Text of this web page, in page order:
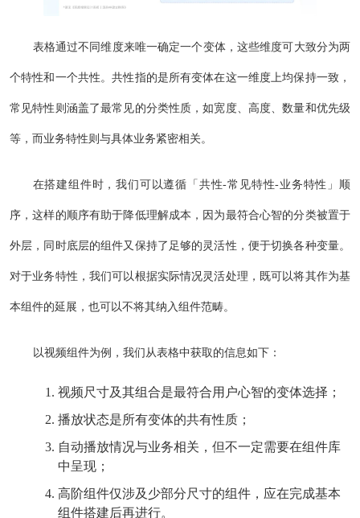
表格通过不同维度来唯一确定一个变体，这些维度可大致分为两
个特性和一个共性。共性指的是所有变体在这一维度上均保持一致，
常见特性则涵盖了最常见的分类性质，如宽度、高度、数量和优先级
等，而业务特性则与具体业务紧密相关。
在搭建组件时，我们可以遵循「共性-常见特性-业务特性」顺
序，这样的顺序有助于降低理解成本，因为最符合心智的分类被置于
外层，同时底层的组件又保持了足够的灵活性，便于切换各种变量。
对于业务特性，我们可以根据实际情况灵活处理，既可以将其作为基
本组件的延展，也可以不将其纳入组件范畴。
以视频组件为例，我们从表格中获取的信息如下：
视频尺寸及其组合是最符合用户心智的变体选择；
播放状态是所有变体的共有性质；
自动播放情况与业务相关，但不一定需要在组件库
中呈现；
高阶组件仅涉及少部分尺寸的组件，应在完成基本
组件搭建后再进行。